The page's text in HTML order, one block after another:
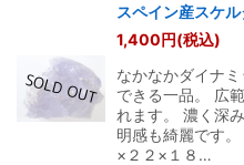
スペイン産スケ
1,400円(税込)
なかなかダイナ
できる一品。 広
れます。 濃く深
明感も綺麗です
×２２×１８…